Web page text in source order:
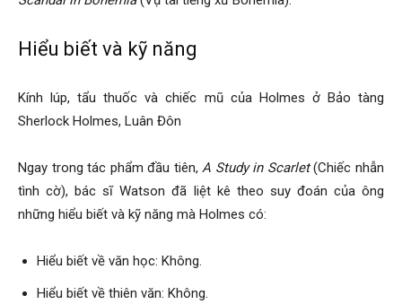
tham
Hiểu biết và kỹ năng
Kính lúp, tẩu thuốc và chiếc mũ của Holmes ở Bảo tàng
Sherlock Holmes, Luân Đôn
Ngay trong tác phẩm đầu tiên,A Study in Scarlet(Chiếc nhẫn
tình cờ), bác sĩ Watson đã liệt kê theo suy đoán của ông
những hiểu biết và kỹ năng mà Holmes có:
Hiểu biết về văn học: Không.
Hiểu biết về thiên văn: Không.